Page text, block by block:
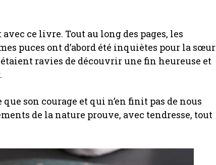
ce livre. Tout au long des pages, les
puces ont d’abord été inquiètes pour la sœur
étaient ravies de découvrir une fin heureuse et
son courage et qui n’en finit pas de nous
de la nature prouve, avec tendresse, tout